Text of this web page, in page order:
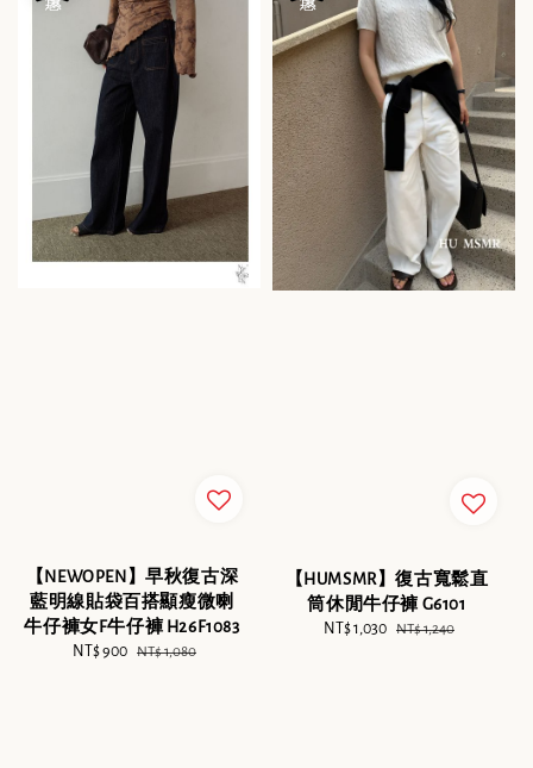
【NEWOPEN】早秋復古深
藍明線貼袋百搭顯瘦微喇
牛仔褲女F牛仔褲 H26F1083
Sale
NT$ 900 Regular
NT$ 1,080
【HUMSMR】復古寬鬆直
筒休閒牛仔褲 G6101
Sale
NT$ 1,030 Regular
NT$ 1,240